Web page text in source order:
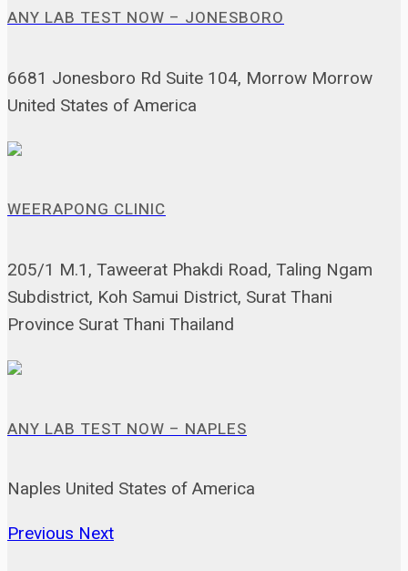
ANY LAB TEST NOW – JONESBORO
6681 Jonesboro Rd Suite 104, Morrow Morrow
United States of America
WEERAPONG CLINIC
205/1 M.1, Taweerat Phakdi Road, Taling Ngam
Subdistrict, Koh Samui District, Surat Thani
Province Surat Thani Thailand
ANY LAB TEST NOW – NAPLES
Naples United States of America
Previous Next